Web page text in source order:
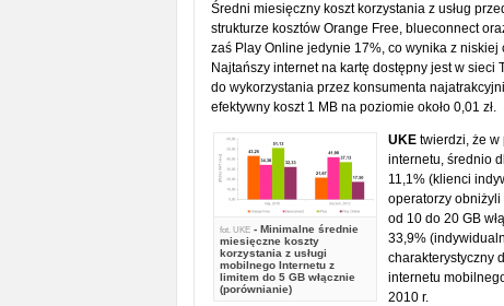
Średni miesięczny koszt korzystania z usług
strukturze kosztów Orange Free, blueconnect
zaś Play Online jedynie 17%, co wynika z
Najtańszy internet na kartę dostępny jest w sieci
do wykorzystania przez konsumenta
efektywny koszt 1 MB na poziomie około 0,01 zł.
fot. UKE- Minimalne średnie
miesięczne koszty
korzystania z usługi
mobilnego Internetu z
limitem do 5 GB włącznie
(porównianie)
UKEtwierdzi, że w
internetu, średnio
11,1% (klienci
operatorzy
od 10 do 20 GB
33,9%
charakterystyczny
internetu
2010 r.